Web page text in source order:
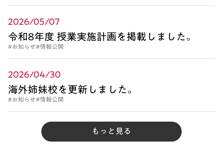
2026/05/07
令和8年度 授業実施計画を掲載しました。
#お知らせ#情報公開
2026/04/30
海外姉妹校を更新しました。
#お知らせ#情報公開
もっと見る